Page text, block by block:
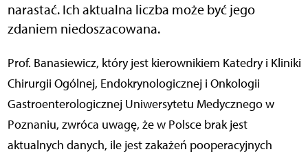
narastać. Ich aktualna liczba może być jego
zdaniem niedoszacowana.
Prof. Banasiewicz, który jest kierownikiem Katedry i Kliniki
Chirurgii Ogólnej, Endokrynologicznej i Onkologii
Gastroenterologicznej Uniwersytetu Medycznego w
Poznaniu, zwróca uwagę, że w Polsce brak jest
aktualnych danych, ile jest zakażeń pooperacyjnych